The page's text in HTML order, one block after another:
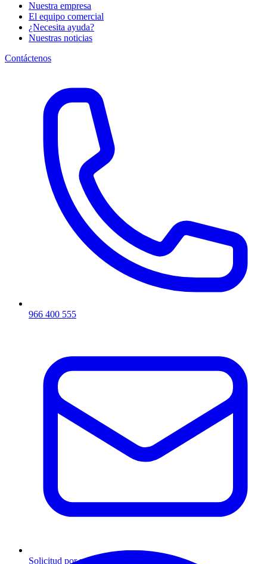
Nuestra empresa
El equipo comercial
¿Necesita ayuda?
Nuestras noticias
Contáctenos
966 400 555
Solicitud por mensaje